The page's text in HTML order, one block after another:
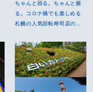
ちゃんと回る。ちゃんと握
る。コロナ禍でも楽しめる
札幌の人気回転寿司店の取